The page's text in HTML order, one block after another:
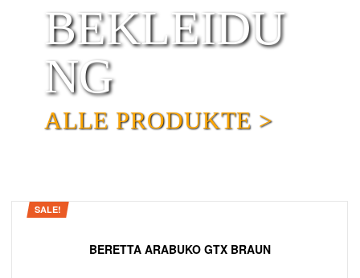
BEKLEIDU
NG
ALLE PRODUKTE >
SALE!
BERETTA ARABUKO GTX BRAUN